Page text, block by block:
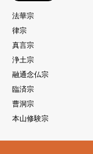
法華宗
律宗
真言宗
浄土宗
融通念仏宗
臨済宗
曹洞宗
本山修験宗